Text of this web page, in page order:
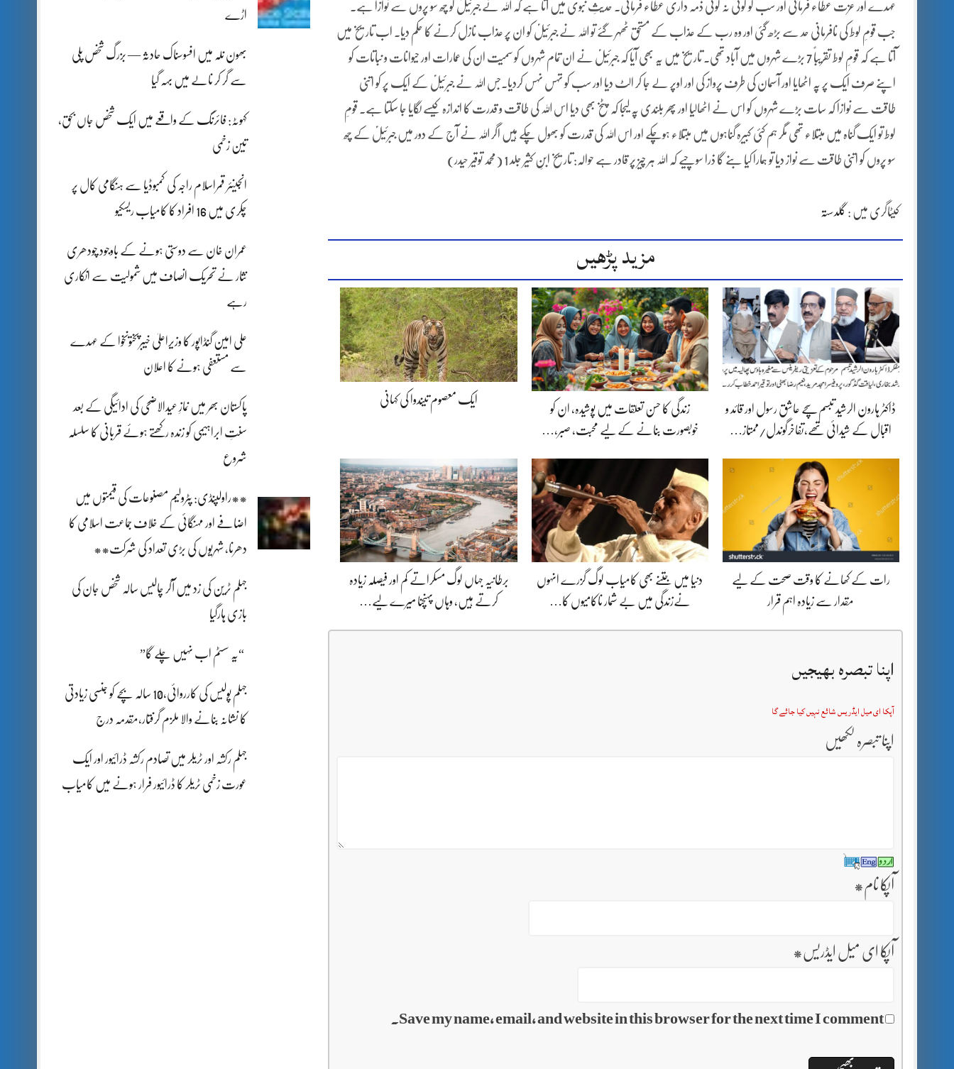
اڑے
بھون نلہ میں افسوسناک حادثہ — بزرگ شخص پلی
سے گر کر نالے میں بہہ گیا
کہوٹہ: فائرنگ کے واقعے میں ایک شخص جاں بحق،
تین زخمی
انجینئر قمراسلام راجہ کی کمبوڈیا سے ہنگامی کال پر
چکری میں 16 افراد کا کامیاب ریسکیو
عمران خان سے دوستی ہونے کے باوجود چودھری
نثار نے تحریک انصاف میں شمولیت سے انکاری
رہے
علی امین گنڈاپور کا وزیراعلیٰ خیبرپختونخوا کے عہدے
سے مستعفی ہونے کا اعلان
پاکستان بھر میں نمازِ عیدالاضحی کی ادائیگی کے بعد
سنتِ ابراہیمی کو زندہ رکھتے ہوئے قربانی کا سلسلہ
شروع
**راولپنڈی: پٹرولیم مصنوعات کی قیمتوں میں
اضافے اور مہنگائی کے خلاف جماعت اسلامی کا
دھرنا، شہریوں کی بڑی تعداد کی شرکت**
جہلم ٹرین کی زد میں آکر چالیس سالہ شخص جان کی
بازی ہارگیا
“یہ سسٹم اب نہیں چلے گا”
جہلم پولیس کی کارروائی،10 سالہ بچے کو جنسی زیادتی
کا نشانہ بنانے والا ملزم گرفتار،مقدمہ درج
جہلم رکشہ اور ٹریلر میں تصادم رکشہ ڈرائیور اور ایک
عورت زخمی ٹریلر کا ڈرائیور فرار ہونے میں کامیاب
عہدے اور عزت عطاء فرمائی اور سب کو کوئی نہ کوئی ذمہ داری عطاء فرمائی۔ حدیثِ نبوی میں آتا ہے کہ اللہ نے جبرئیلؑ کو چھ سو پروں سے نوازا ہے۔
جب قومِ لوط کی نافرمانی حد سے بڑھ گئی اور وہ رب کے عذاب کے مستحق ٹھہر گئے تو اللہ نے جبرئیلؑ کو ان پر عذاب نازل کرنے کا حکم دیا۔ اب تاریخ میں
آتا ہے کہ قومِ لوط تقریباً 7 بڑے شہروں میں آباد تھی۔ تاریخ میں یہ بھی آیا کہ جبرئیلؑ نے ان تمام شہروں کو سمیت ان کی عمارات اور حیوانات و نباتات کو
اپنے صرف ایک پر پہ اٹھایا اور آسمان کی طرف پرواز کی اور اوپر لے جا کر الٹ دیا اور سب کو تہس نہس کردیا۔جس اللہ نے جبرئیلؑ کے ایک پر کو اتنی
طاقت سے نوازا کہ سات بڑے شہروں کو اس نے اٹھالیا اور پھر بلندی پہ لیجا کہ پٹخ بھی دیا اس اللہ کی طاقت و قدرت کا اندازہ کیسے لگایا جا سکتا ہے۔ قومِ
لوط تو ایک گناہ میں مبتلاء تھی مگر ہم کئی کبیرہ گناہوں میں مبتلاء ہوچکے اور اس اللہ کی قدرت کو بھول چکے ہیں اگر اللہ نے آج کے دور میں جبرئیلؑ کے چھ
سو پروں کو اتنی طاقت سے نواز دیا تو ہمارا کیا بنے گا ذرا سوچیے کہ اللہ ہر چیز پر قادر ہے حوالہ: تاریخ ابنِ کثیر جلد 1 (محمد توقیر حیدر)
کیٹاگری میں : گلدستہ
مزید پڑھیں
ڈاکٹر ہارون الرشید تبسم سچے عاشق رسول اور قائد و
اقبال کے شیدائی تھے،تفاخرگوندل/ممتاز…
زندگی کا حسن تعلقات میں پوشیدہ, ان کو
خوبصورت بنانے کے لیے محبت، صبر،…
ایک معصوم تیندوا کی کہانی
رات کے کھانے کا وقت صحت کے لیے
مقدار سے زیادہ اہم قرار
دنیا میں جتنے بھی کامیاب لوگ گزرے انہوں
نےزندگی میں بے شمار ناکامیوں کا…
برطانیہ جہاں لوگ مسکراتے کم اور فیصلہ زیادہ
کرتے ہیں، وہاں پہنچنا میرے لیے…
اپنا تبصرہ بھیجیں
آپکا ای میل ایڈریس شائع نہیں کیا جائے گا
اپنا تبصرہ لکھیں
آپکا نام *
آپکا ای میل ایڈریس *
Save my name, email, and website in this browser for the next time I comment.